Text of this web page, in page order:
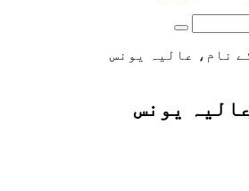
Search
نام، عالیہ یونس
یونس